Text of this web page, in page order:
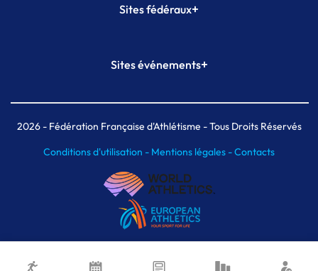
Sites fédéraux+
Plateforme Formation
Sites événements+
Meeting de Paris indoor
MAIF Ekiden de Paris
2026- Fédération Française d'Athlétisme - Tous Droits Réservés
Conditions d'utilisation - Mentions légales -Contacts